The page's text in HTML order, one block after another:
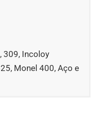
309, Incoloy
Monel 400, Aço e